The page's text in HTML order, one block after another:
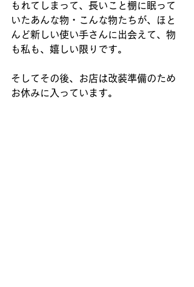
もれてしまって、長いこと棚に眠って
いたあんな物・こんな物たちが、ほと
んど新しい使い手さんに出会えて、物
も私も、嬉しい限りです。
そしてその後、お店は改装準備のため
お休みに入っています。